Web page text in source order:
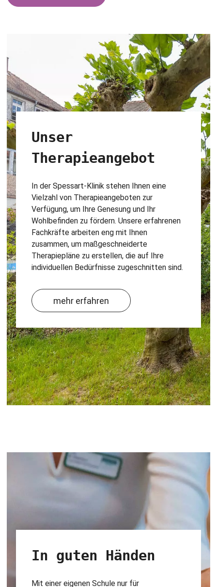
Unser
Therapieangebot
In der Spessart-Klinik stehen Ihnen eine
Vielzahl von Therapieangeboten zur
Verfügung, um Ihre Genesung und Ihr
Wohlbefinden zu fördern. Unsere erfahrenen
Fachkräfte arbeiten eng mit Ihnen
zusammen, um maßgeschneiderte
Therapiepläne zu erstellen, die auf Ihre
individuellen Bedürfnisse zugeschnitten sind.
mehr erfahren
In guten Händen
Mit einer eigenen Schule nur für